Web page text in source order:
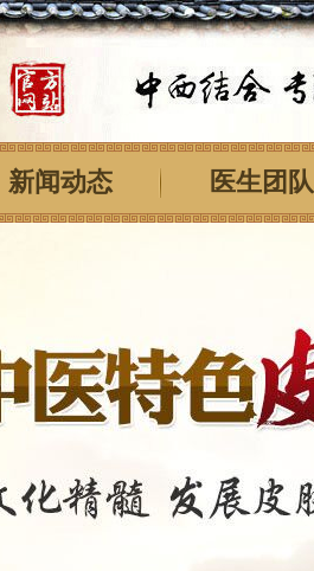
新闻动态 医生团队